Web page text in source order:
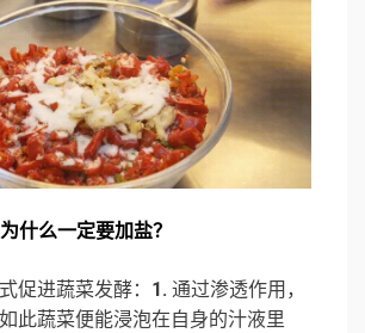
什么一定要加盐？
促进蔬菜发酵： 1. 通过渗透作用，
此蔬菜便能浸泡在自身的汁液里